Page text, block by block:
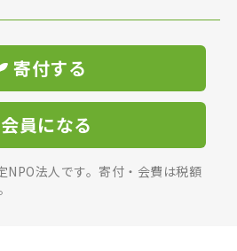
寄付する
会員になる
法人です。寄付・会費は税額